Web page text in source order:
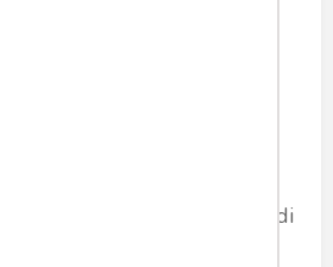
adalah bahan yang cocok
almamater. Jaket
seperti jas dan biasa di